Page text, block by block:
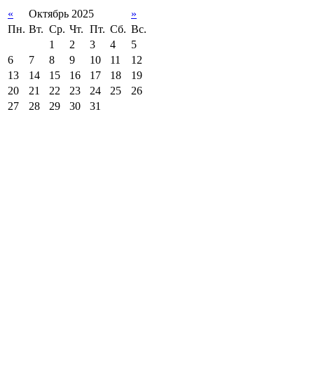
« Октябрь 2025
»
Пн. Вт. Ср. Чт. Пт. Сб. Вс.
1
2 3 4
5
6
7 8 9 10 11
12
13
14 15 16 17 18
19
20
21 22 23 24 25
26
27
28 29 30 31